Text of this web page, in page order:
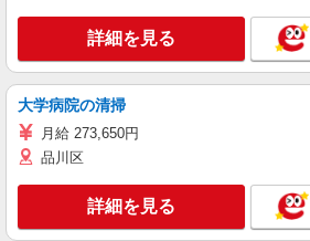
詳細を見る
大学病院の清掃
月給 273,650円
品川区
詳細を見る